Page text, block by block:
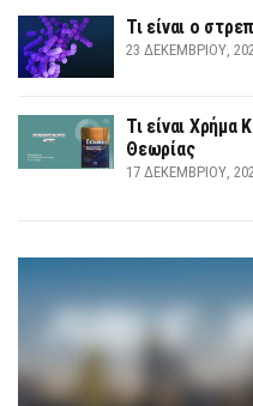
Τι είναι ο
23 ΔΕΚΕΜΒΡΊΟΥ,
Τι είναι
Θεωρίας
17 ΔΕΚΕΜΒΡΊΟΥ,